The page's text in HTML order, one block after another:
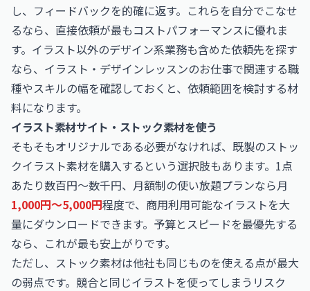
し、フィードバックを的確に返す。これらを自分でこなせ
るなら、直接依頼が最もコストパフォーマンスに優れま
す。イラスト以外のデザイン系業務も含めた依頼先を探す
なら、 イラスト・デザインレッスンのお仕事で関連する職
種やスキルの幅を確認しておくと、依頼範囲を検討する材
料になります。
イラスト素材サイト・ストック素材を使う
そもそもオリジナルである必要がなければ、既製のストッ
クイラスト素材を購入するという選択肢もあります。1点
あたり数百円〜数千円、月額制の使い放題プランなら月
1,000円〜5,000円程度で、商用利用可能なイラストを大
量にダウンロードできます。予算とスピードを最優先する
なら、これが最も安上がりです。
ただし、ストック素材は他社も同じものを使える点が最大
の弱点です。競合と同じイラストを使ってしまうリスク